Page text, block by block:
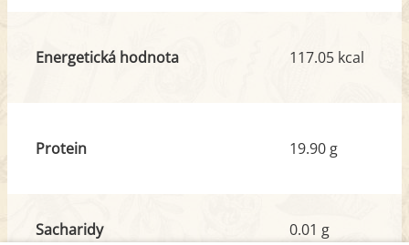
Energetická hodnota 117.05 kcal
Protein 19.90 g
Sacharidy
0.01 g